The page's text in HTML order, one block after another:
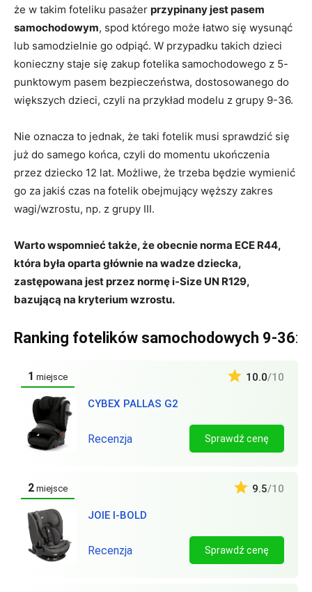
że w takim foteliku pasażer przypinany jest pasem
samochodowym, spod którego może łatwo się wysunąć
lub samodzielnie go odpiąć. W przypadku takich dzieci
konieczny staje się zakup fotelika samochodowego z 5-
punktowym pasem bezpieczeństwa, dostosowanego do
większych dzieci, czyli na przykład modelu z grupy 9-36.
Nie oznacza to jednak, że taki fotelik musi sprawdzić się
już do samego końca, czyli do momentu ukończenia
przez dziecko 12 lat. Możliwe, że trzeba będzie wymienić
go za jakiś czas na fotelik obejmujący węższy zakres
wagi/wzrostu, np. z grupy III.
Warto wspomnieć także, że obecnie norma ECE R44,
która była oparta głównie na wadze dziecka,
zastępowana jest przez normę i-Size UN R129,
bazującą na kryterium wzrostu.
Ranking fotelików samochodowych 9-36:
1 miejsce
CYBEX PALLAS G2
10.0/10
Recenzja Sprawdź cenę
2 miejsce
JOIE I-BOLD
9.5/10
Recenzja Sprawdź cenę